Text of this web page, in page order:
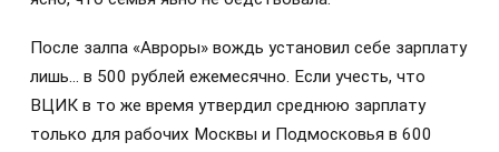
После залпа «Авроры» вождь установил себе зарплату
лишь… в 500 рублей ежемесячно. Если учесть, что
ВЦИК в то же время утвердил среднюю зарплату
только для рабочих Москвы и Подмосковья в 600